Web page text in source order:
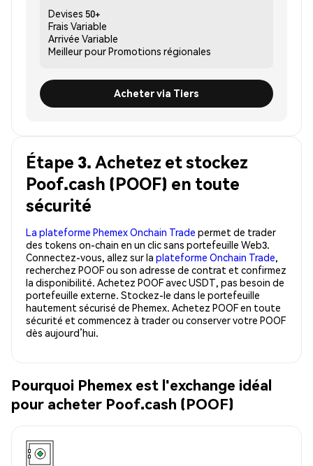
Devises 50+
Frais Variable
Arrivée Variable
Meilleur pourPromotions régionales
Acheter via Tiers
Étape 3. Achetez et stockez
Poof.cash (POOF) en toute
sécurité
La plateforme Phemex Onchain Trade permet de trader
des tokens on-chain en un clic sans portefeuille Web3.
Connectez-vous, allez sur la plateforme Onchain Trade,
recherchez POOF ou son adresse de contrat et confirmez
la disponibilité. Achetez POOF avec USDT, pas besoin de
portefeuille externe. Stockez-le dans le portefeuille
hautement sécurisé de Phemex. Achetez POOF en toute
sécurité et commencez à trader ou conserver votre POOF
dès aujourd’hui.
Pourquoi Phemex est l'exchange idéal
pour acheter Poof.cash (POOF)